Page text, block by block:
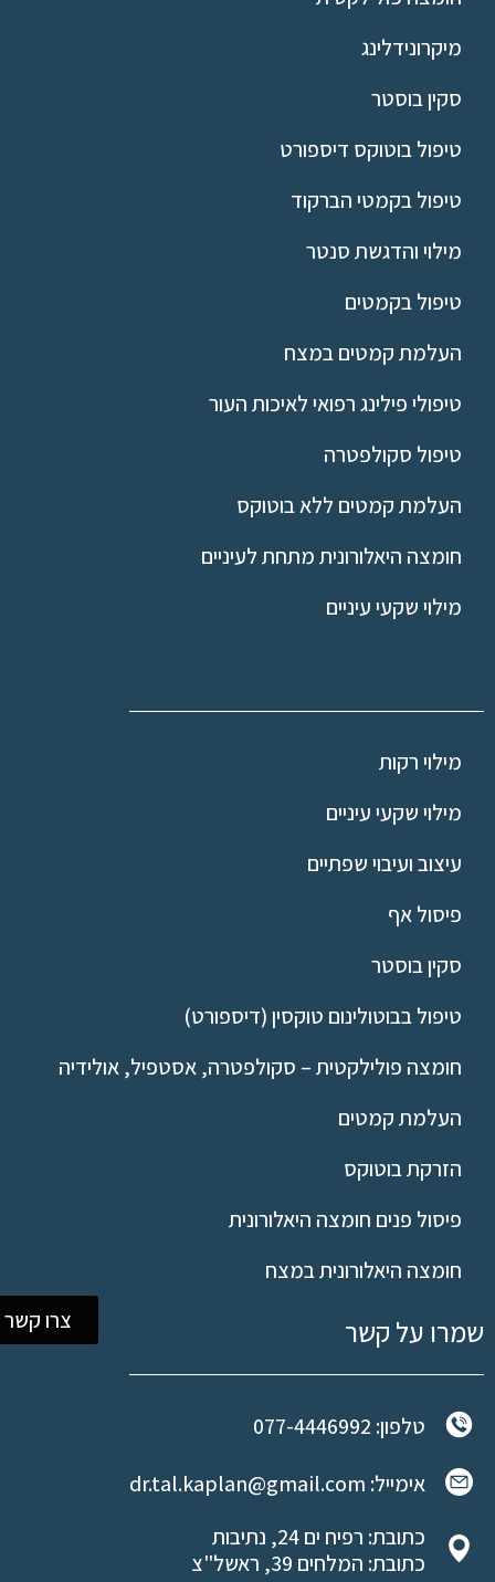
צרו קשר
מיקרונידלינג
סקין בוסטר
טיפול בוטוקס דיספורט
טיפול בקמטי הברקוד
מילוי והדגשת סנטר
טיפול בקמטים
העלמת קמטים במצח
טיפולי פילינג רפואי לאיכות העור
טיפול סקולפטרה
העלמת קמטים ללא בוטוקס
חומצה היאלורונית מתחת לעיניים
מילוי שקעי עיניים
מילוי רקות
מילוי שקעי עיניים
עיצוב ועיבוי שפתיים
פיסול אף
סקין בוסטר
טיפול בבוטולינום טוקסין (דיספורט)
חומצה פולילקטית – סקולפטרה, אסטפיל, אולידיה
העלמת קמטים
הזרקת בוטוקס
פיסול פנים חומצה היאלורונית
חומצה היאלורונית במצח
שמרו על קשר
טלפון: 077-4446992
אימייל: dr.tal.kaplan@gmail.com
כתובת: רפיח ים 24, נתיבות
כתובת: המלחים 39, ראשל"צ